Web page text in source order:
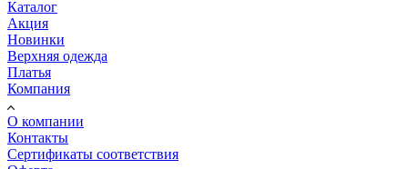
Каталог
Акция
Новинки
Верхняя одежда
Платья
Компания
О компании
Контакты
Сертификаты соответствия